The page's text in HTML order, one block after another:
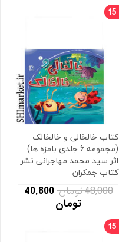
کتاب خالخالی و خالخالک
(مجموعه 6 جلدی بامزه ها)
اثر سید محمد مهاجرانی نشر
کتاب جمکران
15
48,000 تومان
40,800
تومان
15